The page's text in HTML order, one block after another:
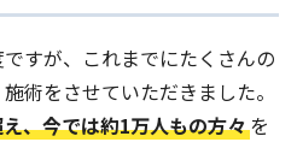
すが、これまでにたくさんの
術をさせていただきました。
、今では約1万人もの方々を